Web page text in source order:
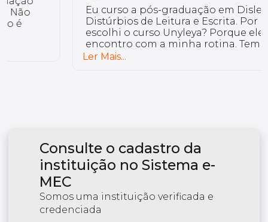
Eu curso a pós-graduação em Dislexia e
Distúrbios de Leitura e Escrita. Por que eu
escolhi o curso Unyleya? Porque ele vai de
encontro com a minha rotina. Temos uma
plataforma colaborativa, onde o aluno é
Consulte o cadastro da
instituição no Sistema e-
MEC
Somos uma instituição verificada e
credenciada